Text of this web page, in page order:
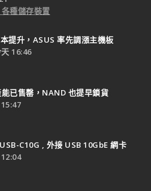
種儲存裝置
提升，ASUS 率先調漲主機板
16:46
已售罄，NAND 也提早鎖貨
C10G , 外接 USB 10GbE 網卡